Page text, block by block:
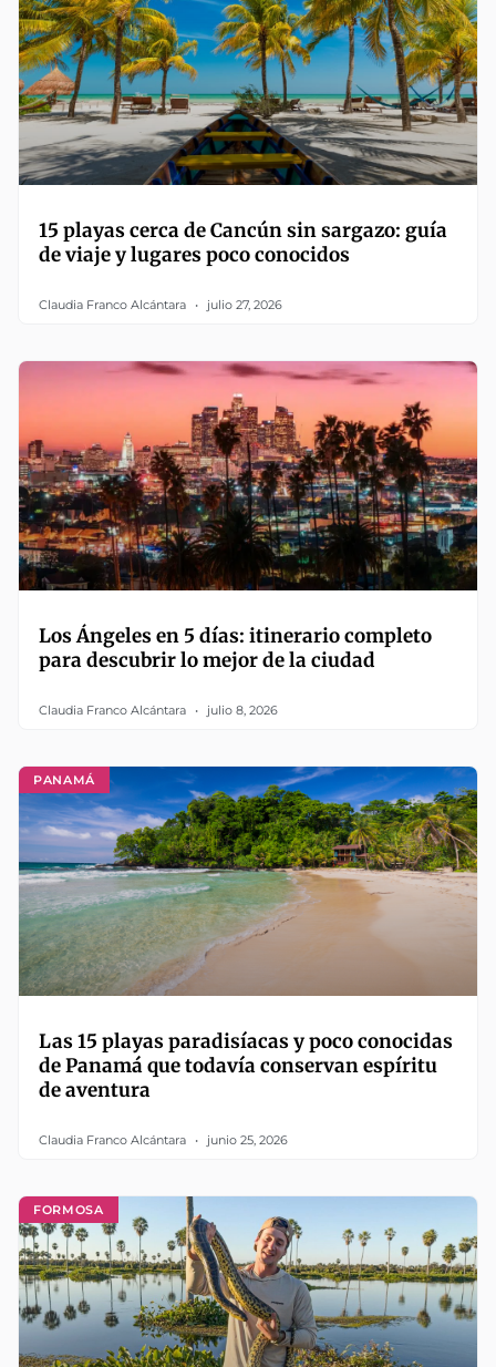
15 playas cerca de Cancún sin sargazo: guía
de viaje y lugares poco conocidos
Claudia Franco Alcántara julio 27, 2026
Los Ángeles en 5 días: itinerario completo
para descubrir lo mejor de la ciudad
Claudia Franco Alcántara julio 8, 2026
PANAMÁ
Las 15 playas paradisíacas y poco conocidas
de Panamá que todavía conservan espíritu
de aventura
Claudia Franco Alcántara junio 25, 2026
FORMOSA